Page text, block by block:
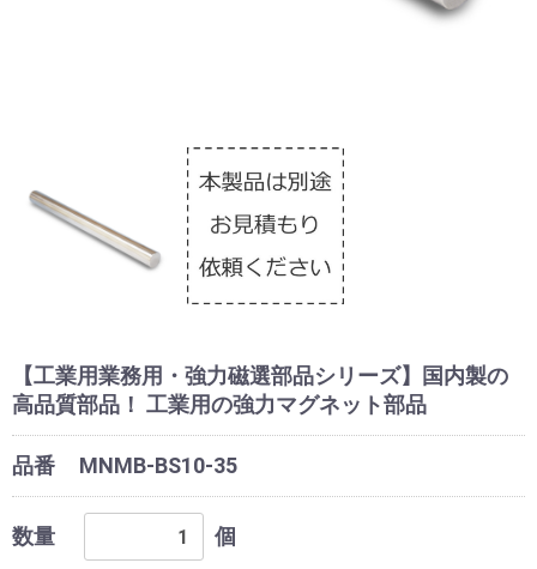
【工業用業務用・強力磁選部品シリーズ】国内製の
高品質部品！ 工業用の強力マグネット部品
品番 MNMB-BS10-35
数量 個